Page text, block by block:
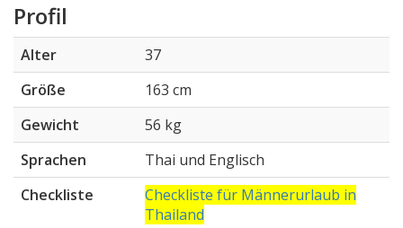
Profil
Alter
37
Größe
163 cm
Gewicht
56 kg
Sprachen
Thai und Englisch
Checkliste
Checkliste für Männerurlaub in
Thailand